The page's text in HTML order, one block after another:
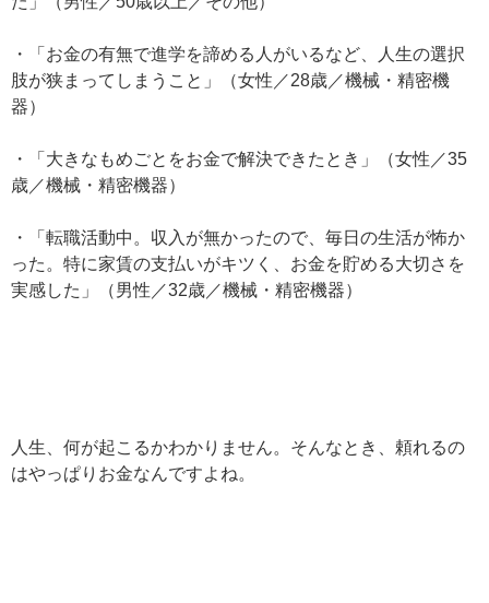
・「お金の有無で進学を諦める人がいるなど、人生の選択
肢が狭まってしまうこと」（女性／28歳／機械・精密機
器）
・「大きなもめごとをお金で解決できたとき」（女性／35
歳／機械・精密機器）
・「転職活動中。収入が無かったので、毎日の生活が怖か
った。特に家賃の支払いがキツく、お金を貯める大切さを
実感した」（男性／32歳／機械・精密機器）
人生、何が起こるかわかりません。そんなとき、頼れるの
はやっぱりお金なんですよね。